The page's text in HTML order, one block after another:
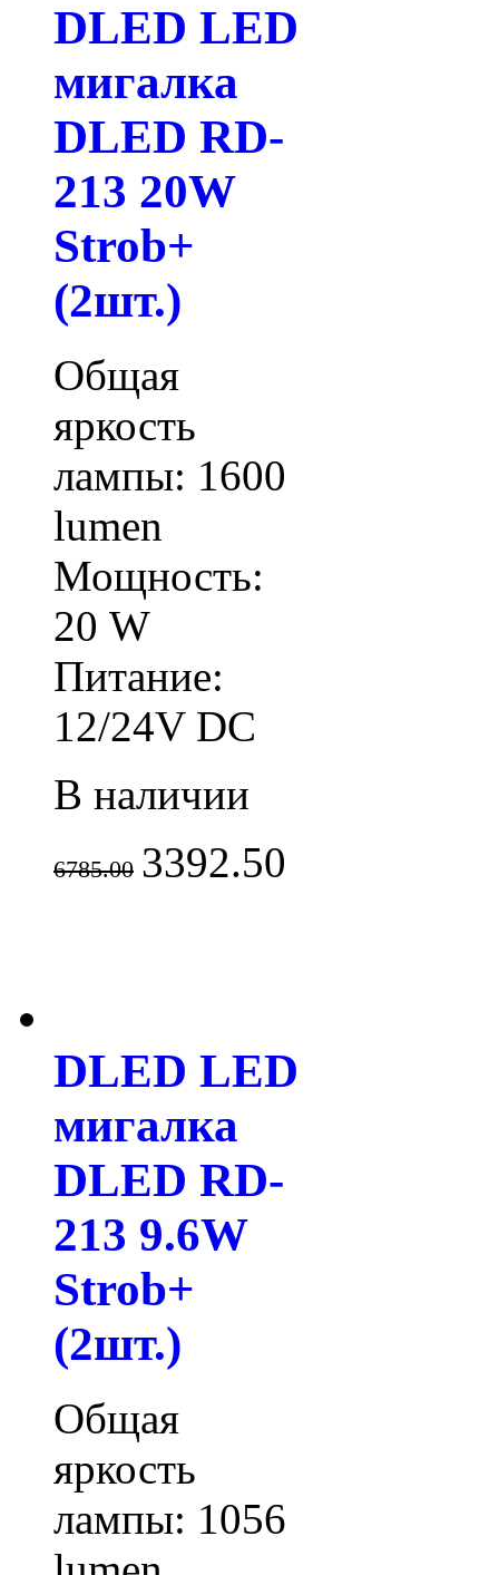
DLED LED
мигалка
DLED RD-
213 20W
Strob+
(2шт.)
Общая
яркость
лампы: 1600
lumen
Мощность:
20 W
Питание:
12/24V DC
В наличии
6785.00 3392.50
DLED LED
мигалка
DLED RD-
213 9.6W
Strob+
(2шт.)
Общая
яркость
лампы: 1056